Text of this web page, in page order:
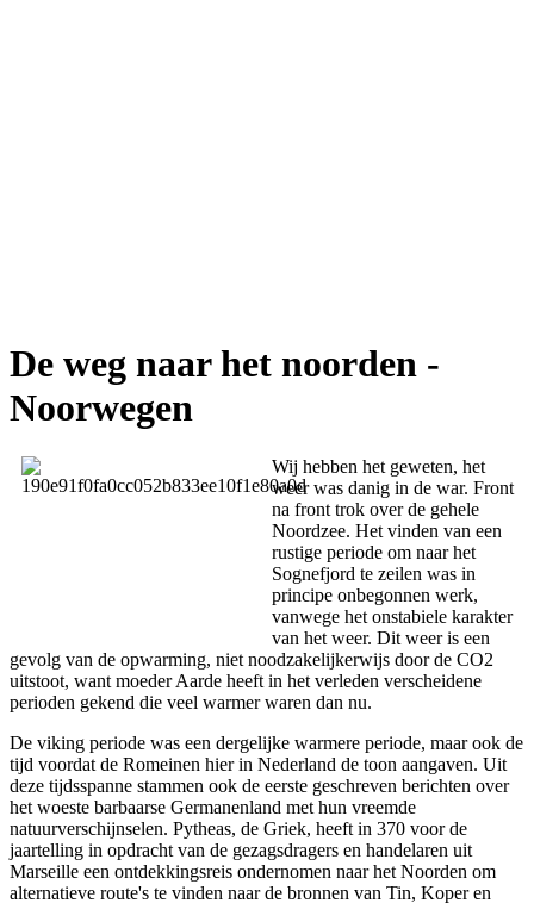
De weg naar het noorden -
Noorwegen
Wij hebben het geweten, het
weer was danig in de war. Front
na front trok over de gehele
Noordzee. Het vinden van een
rustige periode om naar het
Sognefjord te zeilen was in
principe onbegonnen werk,
vanwege het onstabiele karakter
van het weer. Dit weer is een
gevolg van de opwarming, niet noodzakelijkerwijs door de CO2
uitstoot, want moeder Aarde heeft in het verleden verscheidene
perioden gekend die veel warmer waren dan nu.
De viking periode was een dergelijke warmere periode, maar ook de
tijd voordat de Romeinen hier in Nederland de toon aangaven. Uit
deze tijdsspanne stammen ook de eerste geschreven berichten over
het woeste barbaarse Germanenland met hun vreemde
natuurverschijnselen. Pytheas, de Griek, heeft in 370 voor de
jaartelling in opdracht van de gezagsdragers en handelaren uit
Marseille een ontdekkingsreis ondernomen naar het Noorden om
alternatieve route's te vinden naar de bronnen van Tin, Koper en